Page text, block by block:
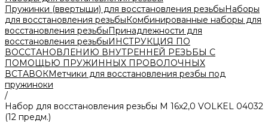
Пружинки (ввертыши) для восстановления резьбыНаборы
для восстановления резьбыКомбинированные наборы для
восстановления резьбыПринадлежности для
восстановления резьбыИНСТРУКЦИЯ ПО
ВОССТАНОВЛЕНИЮ ВНУТРЕННЕЙ РЕЗЬБЫ С
ПОМОЩЬЮ ПРУЖИННЫХ ПРОВОЛОЧНЫХ
ВСТАВОКМетчики для восстановления резбы под
пружиноки
/
Набор для восстановления резьбы M 16х2,0 VOLKEL 04032
(12 предм.)